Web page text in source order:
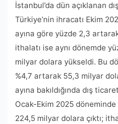
İstanbul’da dün açıklanan
Türkiye’nin ihracatı Ekim
ayına göre yüzde 2,3
ithalatı ise aynı dönemde
milyar dolara yükseldi. Bu
%4,7 artarak 55,3 milyar
ayına bakıldığında dış
Ocak-Ekim 2025
224,5 milyar dolara çıktı;